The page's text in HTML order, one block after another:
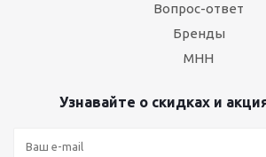
Вопрос-ответ
Бренды
МНН
Узнавайте о скидках и